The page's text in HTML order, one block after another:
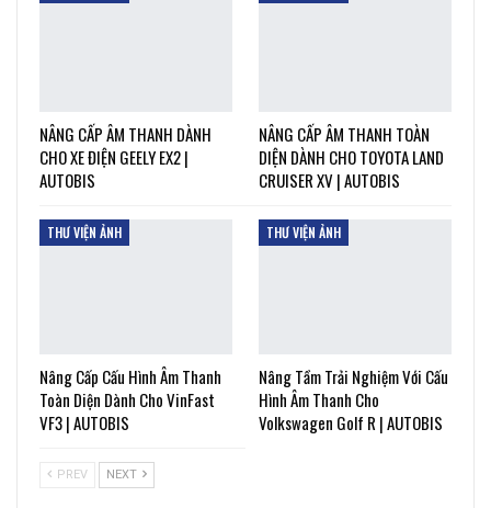
NÂNG CẤP ÂM THANH DÀNH
CHO XE ĐIỆN GEELY EX2 |
AUTOBIS
NÂNG CẤP ÂM THANH TOÀN
DIỆN DÀNH CHO TOYOTA LAND
CRUISER XV | AUTOBIS
THƯ VIỆN ẢNH
Nâng Cấp Cấu Hình Âm Thanh
Toàn Diện Dành Cho VinFast
VF3 | AUTOBIS
THƯ VIỆN ẢNH
Nâng Tầm Trải Nghiệm Với Cấu
Hình Âm Thanh Cho
Volkswagen Golf R | AUTOBIS
PREV NEXT